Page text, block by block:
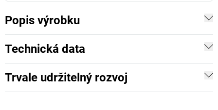
Popis výrobku
Technická data
Trvale udržitelný rozvoj